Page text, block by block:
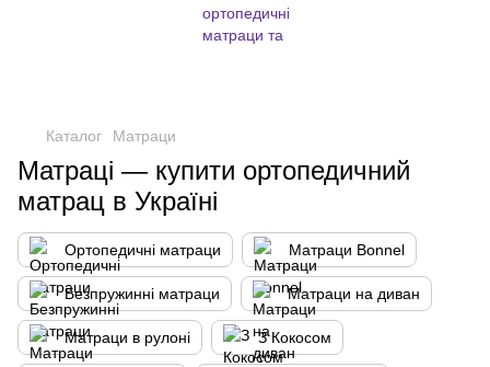
Каталог Матраци
Матраці — купити ортопедичний
матрац в Україні
Ортопедичні матраци Матраци Bonnel
Безпружинні матраци Матраци на диван
Матраци в рулоні З Кокосом